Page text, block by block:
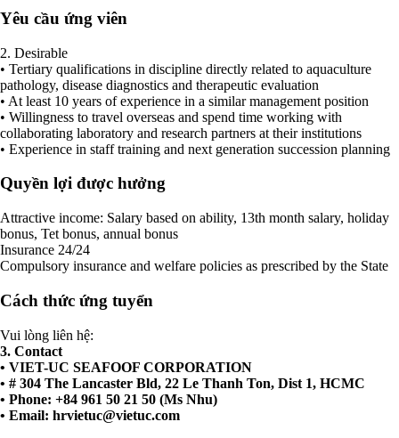
Yêu cầu ứng viên
2. Desirable
• Tertiary qualifications in discipline directly related to aquaculture
pathology, disease diagnostics and therapeutic evaluation
• At least 10 years of experience in a similar management position
• Willingness to travel overseas and spend time working with
collaborating laboratory and research partners at their institutions
• Experience in staff training and next generation succession planning
Quyền lợi được hưởng
Attractive income: Salary based on ability, 13th month salary, holiday
bonus, Tet bonus, annual bonus
Insurance 24/24
Compulsory insurance and welfare policies as prescribed by the State
Cách thức ứng tuyển
Vui lòng liên hệ:
3. Contact
• VIET-UC SEAFOOF CORPORATION
• # 304 The Lancaster Bld, 22 Le Thanh Ton, Dist 1, HCMC
• Phone: +84 961 50 21 50 (Ms Nhu)
• Email: hrvietuc@vietuc.com